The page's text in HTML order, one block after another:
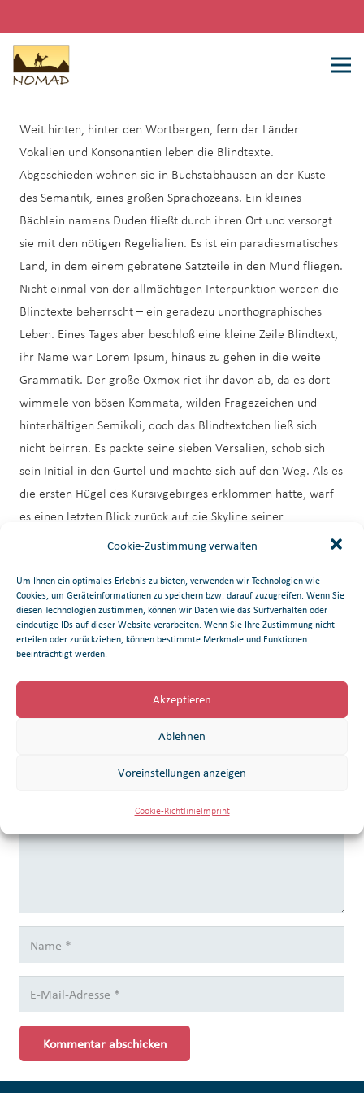
Cookie-Zustimmung verwalten
Um Ihnen ein optimales Erlebnis zu bieten, verwenden wir Technologien wie
Cookies, um Geräteinformationen zu speichern bzw. darauf zuzugreifen. Wenn Sie
diesen Technologien zustimmen, können wir Daten wie das Surfverhalten oder
eindeutige IDs auf dieser Website verarbeiten. Wenn Sie Ihre Zustimmung nicht
erteilen oder zurückziehen, können bestimmte Merkmale und Funktionen
beeinträchtigt werden.
Akzeptieren
Ablehnen
Voreinstellungen anzeigen
Cookie-RichtlinieImprint
Weit hinten, hinter den Wortbergen, fern der Länder
Vokalien und Konsonantien leben die Blindtexte.
Abgeschieden wohnen sie in Buchstabhausen an der Küste
des Semantik, eines großen Sprachozeans. Ein kleines
Bächlein namens Duden fließt durch ihren Ort und versorgt
sie mit den nötigen Regelialien. Es ist ein paradiesmatisches
Land, in dem einem gebratene Satzteile in den Mund fliegen.
Nicht einmal von der allmächtigen Interpunktion werden die
Blindtexte beherrscht – ein geradezu unorthographisches
Leben. Eines Tages aber beschloß eine kleine Zeile Blindtext,
ihr Name war Lorem Ipsum, hinaus zu gehen in die weite
Grammatik. Der große Oxmox riet ihr davon ab, da es dort
wimmele von bösen Kommata, wilden Fragezeichen und
hinterhältigen Semikoli, doch das Blindtextchen ließ sich
nicht beirren. Es packte seine sieben Versalien, schob sich
sein Initial in den Gürtel und machte sich auf den Weg. Als es
die ersten Hügel des Kursivgebirges erklommen hatte, warf
es einen letzten Blick zurück auf die Skyline seiner
Heimatstadt Buchstabhausen, die Headline von Alphabetdorf
Wehmütig lief ihm eine rhetorische Frage über die Wange,
dann setzte es seinen Weg fort. Unterwegs traf es eine Copy.
Die Copy warnte das Blindtextchen, da, wo sie herkäme wäre
sie
Schreiben Sie einen Kommentar
Kommentar abschicken